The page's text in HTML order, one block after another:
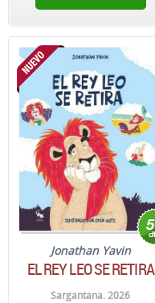
Jonathan Yavin
EL REY LEO SE RETIRA
Sargantana. 2026